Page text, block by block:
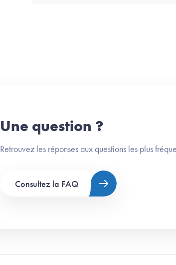
Une question ?
Retrouvez les réponses aux questions les plus
Consultez la FAQ